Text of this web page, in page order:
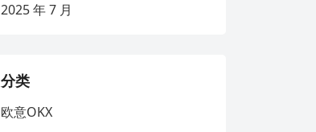
2025 年 7 月
分类
欧意OKX